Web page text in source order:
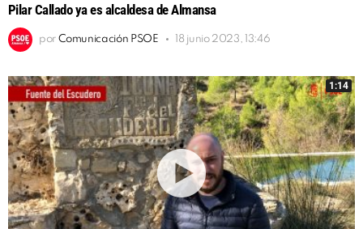
Pilar Callado ya es alcaldesa de Almansa
por Comunicación PSOE 18 junio 2023, 13:46
1:14